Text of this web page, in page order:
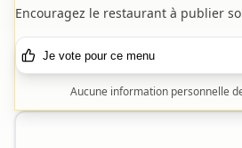
Encouragez le restaurant à publier
Je vote pour ce menu
Aucune information personnelle